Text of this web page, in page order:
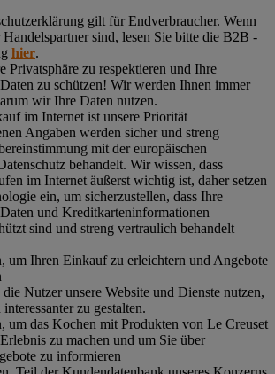
gilt für Endverbraucher. Wenn
sind, lesen Sie bitte die B2B -
hier.
Privatsphäre zu respektieren und Ihre
zu schützen! Wir werden Ihnen immer
wir Ihre Daten nutzen.
im Internet ist unsere Priorität
Angaben werden sicher und streng
mit der europäischen
behandelt. Wir wissen, dass
im Internet äußerst wichtig ist, daher setzen
ein, um sicherzustellen, dass Ihre
und Kreditkarteninformationen
sind und streng vertraulich behandelt
um Ihren Einkauf zu erleichtern und Angebote
Nutzer unsere Website und Dienste nutzen,
zu gestalten.
um das Kochen mit Produkten von Le Creuset
zu machen und um Sie über
zu informieren